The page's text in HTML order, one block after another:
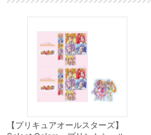
【プリキュアオールスターズ】